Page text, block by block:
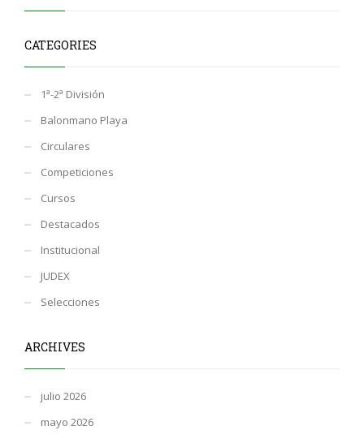
CATEGORIES
1ª-2ª División
Balonmano Playa
Circulares
Competiciones
Cursos
Destacados
Institucional
JUDEX
Selecciones
ARCHIVES
julio 2026
mayo 2026